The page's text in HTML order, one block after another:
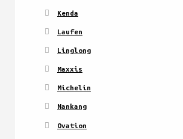
Kenda
Laufen
Linglong
Maxxis
Michelin
Nankang
Ovation